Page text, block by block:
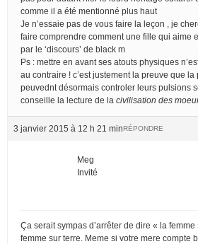
comme il a été mentionné plus haut
Je n’essaie pas de vous faire la leçon , je
faire comprendre comment une fille qui aime
par le ‘discours’ de black m
Ps : mettre en avant ses atouts physiques
au contraire ! c’est justement la preuve que
peuvednt désormais controler leurs pulsions
conseille la lecture de la civilisation des
3 janvier 2015 à 12 h 21 minRÉPONDRE
Meg
Invité
Ça serait sympas d’arrêter de dire « la femme
femme sur terre. Meme si votre mere compte